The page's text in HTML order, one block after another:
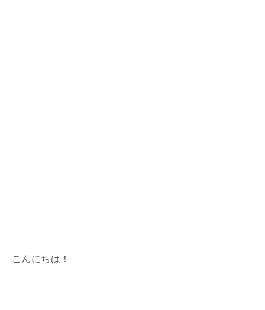
こんにちは！